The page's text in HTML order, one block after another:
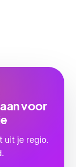
voor
uit je regio.